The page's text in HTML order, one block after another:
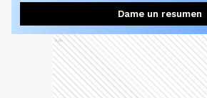
Dame un resumen
Ads